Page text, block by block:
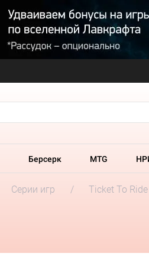
Берсерк MTG
Серии игр Ticket To Ride